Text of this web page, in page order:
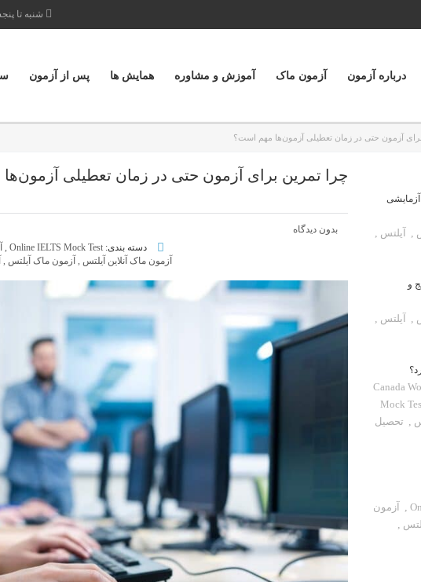
شنبه تا پنجشنبه
درباره آزمون آزمون ماک آموزش و مشاوره همایش ها پس از آزمون
آزمون حتی در زمان تعطیلی آزمون‌ها مهم است؟
چرا تمرین برای آزمون حتی در زمان تعطیلی
دسته بندی:Online IELTS Mock Test
,
آزمون ماک آنلاین آیلتس , آزمون ماک آیلتس ,
بدون دیدگاه , آیلتس ,
و
, آیلتس ,
Canada
Mock
, تحصیل
,
آزمون
,